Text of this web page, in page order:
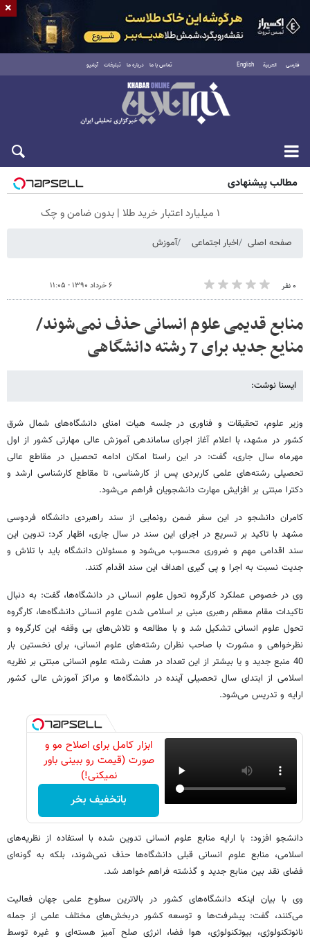
فارسی العربية English تماس با ما درباره ما تبلیغات آرشیو
جمعه ۱۶ مرداد ۱۴۰۵
مطالب پیشنهادی
۱ میلیارد اعتبار خرید طلا | بدون ضامن و چک
صفحه اصلی اخبار اجتماعی آموزش
۰ نفر ۶ خرداد ۱۳۹۰ - ۱۱:۰۵
منابع قدیمی علوم انسانی حذف نمی‌شوند/
منایع جدید برای 7 رشته دانشگاهی
ایسنا نوشت:
وزیر علوم، تحقیقات و فناوری در جلسه هیات امنای دانشگاه‌های شمال شرق
کشور در مشهد، با اعلام آغاز‌ اجرای ساماندهی آموزش عالی مهارتی کشور از اول
مهرماه سال جاری، گفت: در این راستا امکان ادامه تحصیل در مقاطع عالی
تحصیلی رشته‌های علمی کاربردی پس از کارشناسی، تا مقاطع کارشناسی ارشد و
دکترا مبتنی بر افزایش مهارت دانشجویان فراهم می‌شود.
کامران دانشجو در این سفر ضمن رونمایی از سند راهبردی دانشگاه فردوسی
مشهد با تاکید بر تسریع در اجرای این سند در سال جاری، اظهار کرد: تدوین این
سند اقدامی مهم و ضروری محسوب می‌شود و مسئولان دانشگاه باید با تلاش و
جدیت نسبت به اجرا و پی گیری اهداف این سند اقدام کنند.
وی در خصوص عملکرد کارگروه تحول علوم انسانی در دانشگاه‌ها، گفت:‌ به دنبال
تاکیدات مقام معظم رهبری مبنی بر اسلامی شدن علوم انسانی دانشگاه‌ها، کارگروه
تحول علوم انسانی تشکیل شد و با مطالعه و تلاش‌های بی وقفه این کارگروه و
نظرخواهی و مشورت با صاحب نظران رشته‌های علوم انسانی، برای نخستین بار
40 منبع جدید و یا بیشتر از این تعداد در هفت رشته علوم انسانی مبتنی بر نظریه
اسلامی از ابتدای سال تحصیلی آینده در دانشگاه‌ها و مراکز آموزش عالی کشور
ارایه و تدریس می‌شود.
ابزار کامل برای اصلاح مو و
صورت (قیمت رو ببینی باور
نمیکنی!)
باتخفیف بخر
دانشجو افزود:‌ با ارایه منابع علوم انسانی تدوین شده با استفاده از نظریه‌های
اسلامی، منابع علوم انسانی قبلی دانشگاه‌ها حذف نمی‌شوند، بلکه به گونه‌ای
فضای نقد بین منابع جدید و گذشته فراهم خواهد شد.
وی با بیان اینکه دانشگاه‌های کشور در بالاترین سطوح علمی جهان فعالیت
می‌کنند، گفت: پیشرفت‌ها و توسعه کشور دربخش‌های مختلف علمی از جمله
نانوتکنولوژی، بیوتکنولوژی، هوا فضا، انرژی صلح آمیز هسته‌ای و غیره توسط
×